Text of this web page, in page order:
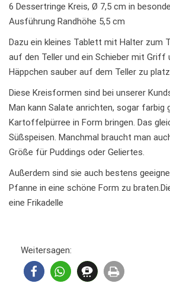
6 Dessertringe Kreis, Ø 7,5 cm in
Ausführung Randhöhe 5,5 cm
Dazu ein kleines Tablett mit Halter zum
auf den Teller und ein Schieber mit Griff
Häppchen sauber auf dem Teller zu
Diese Kreisformen sind bei unserer
Man kann Salate anrichten, sogar farbig
Kartoffelpürree in Form bringen. Das
Süßspeisen. Manchmal braucht man
Größe für Puddings oder Geliertes.
Außerdem sind sie auch bestens
Pfanne in eine schöne Form zu
eine Frikadelle
Weitersagen: